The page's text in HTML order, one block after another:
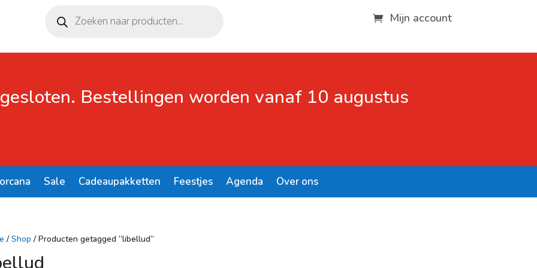
zoeken Mijn account
Bestellingen worden vanaf 10 augustus
Sale Cadeaupakketten Feestjes Agenda Over ons
/ Shop / Producten getagged “libellud”